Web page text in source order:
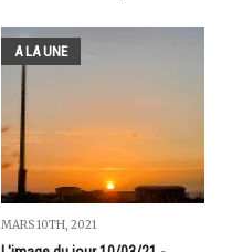
A LA UNE
MARS 10TH, 2021